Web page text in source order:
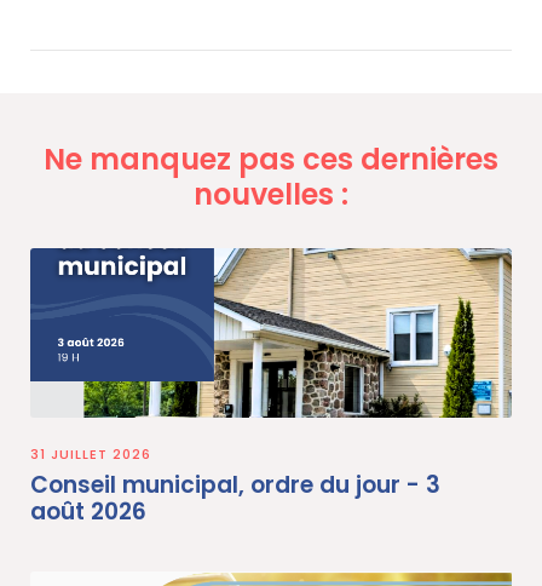
Ne manquez pas ces dernières
nouvelles :
31 JUILLET 2026
Conseil municipal, ordre du jour - 3
août 2026